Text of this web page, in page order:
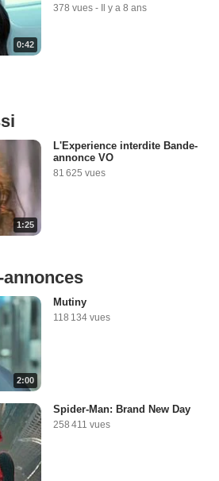
0:42
378 vues - Il y a 8 ans
1:25
L'Experience interdite Bande-
annonce VO
81 625 vues
2:00
Mutiny
118 134 vues
Spider-Man: Brand New Day
258 411 vues